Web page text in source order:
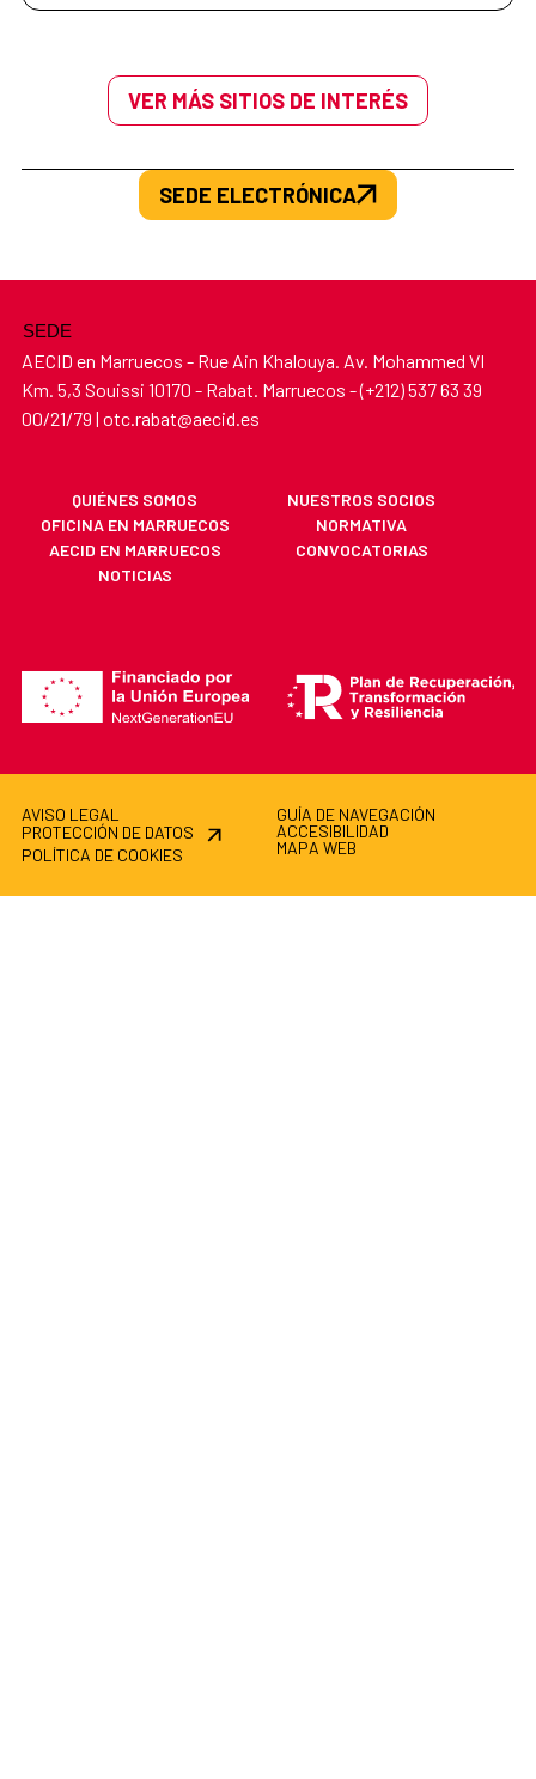
VER MÁS SITIOS DE INTERÉS
SEDE ELECTRÓNICA
SEDE
AECID en Marruecos - Rue Ain Khalouya. Av. Mohammed VI
Km. 5,3 Souissi 10170 - Rabat. Marruecos - (+212) 537 63 39
00/21/79 | otc.rabat@aecid.es
QUIÉNES SOMOS
NUESTROS SOCIOS
OFICINA EN MARRUECOS
NORMATIVA
AECID EN MARRUECOS
CONVOCATORIAS
NOTICIAS
AVISO LEGAL
PROTECCIÓN DE DATOS
POLÍTICA DE COOKIES
GUÍA DE NAVEGACIÓN
ACCESIBILIDAD
MAPA WEB